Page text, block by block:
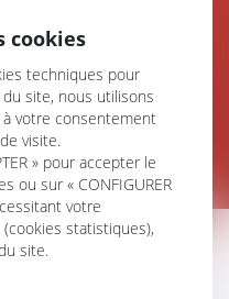
cookies
techniques pour
site, nous utilisons
votre consentement
visite.
» pour accepter le
ou sur « CONFIGURER
votre
statistiques),
site.